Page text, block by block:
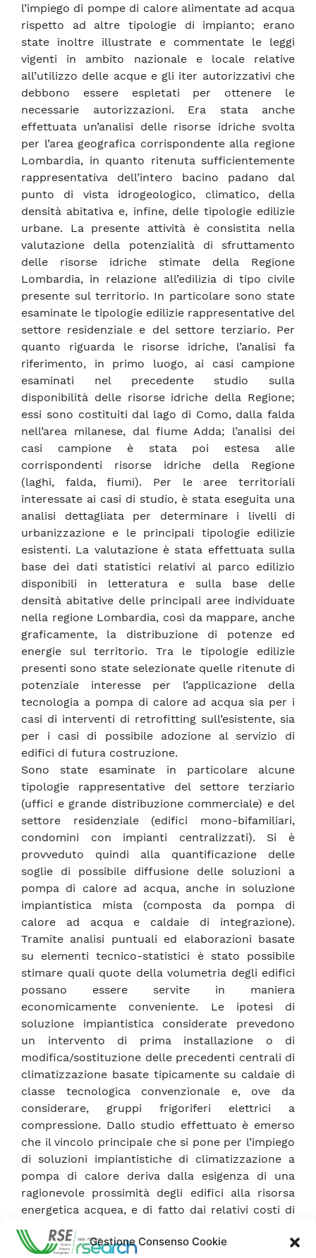
Gestione Consenso Cookie
l’impiego di pompe di calore alimentate ad acqua
rispetto ad altre tipologie di impianto; erano
state inoltre illustrate e commentate le leggi
vigenti in ambito nazionale e locale relative
all’utilizzo delle acque e gli iter autorizzativi che
debbono essere espletati per ottenere le
necessarie autorizzazioni. Era stata anche
effettuata un’analisi delle risorse idriche svolta
per l’area geografica corrispondente alla regione
Lombardia, in quanto ritenuta sufficientemente
rappresentativa dell’intero bacino padano dal
punto di vista idrogeologico, climatico, della
densità abitativa e, infine, delle tipologie edilizie
urbane. La presente attività è consistita nella
valutazione della potenzialità di sfruttamento
delle risorse idriche stimate della Regione
Lombardia, in relazione all’edilizia di tipo civile
presente sul territorio. In particolare sono state
esaminate le tipologie edilizie rappresentative del
settore residenziale e del settore terziario. Per
quanto riguarda le risorse idriche, l’analisi fa
riferimento, in primo luogo, ai casi campione
esaminati nel precedente studio sulla
disponibilità delle risorse idriche della Regione;
essi sono costituiti dal lago di Como, dalla falda
nell’area milanese, dal fiume Adda; l’analisi dei
casi campione è stata poi estesa alle
corrispondenti risorse idriche della Regione
(laghi, falda, fiumi). Per le aree territoriali
interessate ai casi di studio, è stata eseguita una
analisi dettagliata per determinare i livelli di
urbanizzazione e le principali tipologie edilizie
esistenti. La valutazione è stata effettuata sulla
base dei dati statistici relativi al parco edilizio
disponibili in letteratura e sulla base delle
densità abitative delle principali aree individuate
nella regione Lombardia, così da mappare, anche
graficamente, la distribuzione di potenze ed
energie sul territorio. Tra le tipologie edilizie
presenti sono state selezionate quelle ritenute di
potenziale interesse per l’applicazione della
tecnologia a pompa di calore ad acqua sia per i
casi di interventi di retrofitting sull’esistente, sia
per i casi di possibile adozione al servizio di
edifici di futura costruzione.
Sono state esaminate in particolare alcune
tipologie rappresentative del settore terziario
(uffici e grande distribuzione commerciale) e del
settore residenziale (edifici mono-bifamiliari,
condomini con impianti centralizzati). Si è
provveduto quindi alla quantificazione delle
soglie di possibile diffusione delle soluzioni a
pompa di calore ad acqua, anche in soluzione
impiantistica mista (composta da pompa di
calore ad acqua e caldaie di integrazione).
Tramite analisi puntuali ed elaborazioni basate
su elementi tecnico-statistici è stato possibile
stimare quali quote della volumetria degli edifici
possano essere servite in maniera
economicamente conveniente. Le ipotesi di
soluzione impiantistica considerate prevedono
un intervento di prima installazione o di
modifica/sostituzione delle precedenti centrali di
climatizzazione basate tipicamente su caldaie di
classe tecnologica convenzionale e, ove da
considerare, gruppi frigoriferi elettrici a
compressione. Dallo studio effettuato è emerso
che il vincolo principale che si pone per l’impiego
di soluzioni impiantistiche di climatizzazione a
pompa di calore deriva dalla esigenza di una
ragionevole prossimità degli edifici alla risorsa
energetica acquea, e di fatto dai relativi costi di
investimento e di allacciamento. In particolare è
risultato evidente quanto l’impiego di acqua